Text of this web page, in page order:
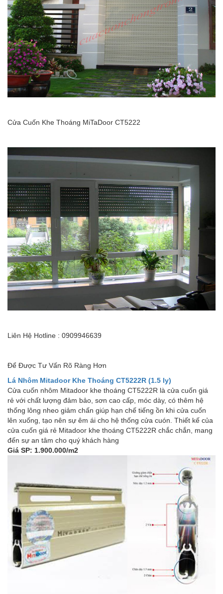
Cửa Cuốn Khe Thoáng MiTaDoor CT5222
Liên Hệ Hotline : 0909946639
Để Được Tư Vấn Rõ Ràng Hơn
Lá Nhôm Mitadoor Khe Thoáng CT5222R (1.5 ly)
Cửa cuốn nhôm Mitadoor khe thoáng CT5222R là cửa cuốn giá
rẻ với chất lượng đảm bảo, sơn cao cấp, móc dày, có thêm hệ
thống lông nheo giảm chấn giúp hạn chế tiếng ồn khi cửa cuốn
lên xuống, tạo nên sự êm ái cho hệ thống cửa cuón. Thiết kế của
cửa cuốn giá rẻ Mitadoor khe thoáng CT5222R chắc chắn, mang
đến sự an tâm cho quý khách hàng
Giá SP: 1.900.000/m2